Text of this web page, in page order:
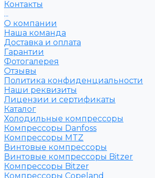
Контакты
...
О компании
Наша команда
Доставка и оплата
Гарантии
Фотогалерея
Отзывы
Политика конфиденциальности
Наши реквизиты
Лицензии и сертификаты
Каталог
Холодильные компрессоры
Компрессоры Danfoss
Компрессоры MTZ
Винтовые компрессоры
Винтовые компрессоры Bitzer
Компрессоры Bitzer
Компрессоры Copeland